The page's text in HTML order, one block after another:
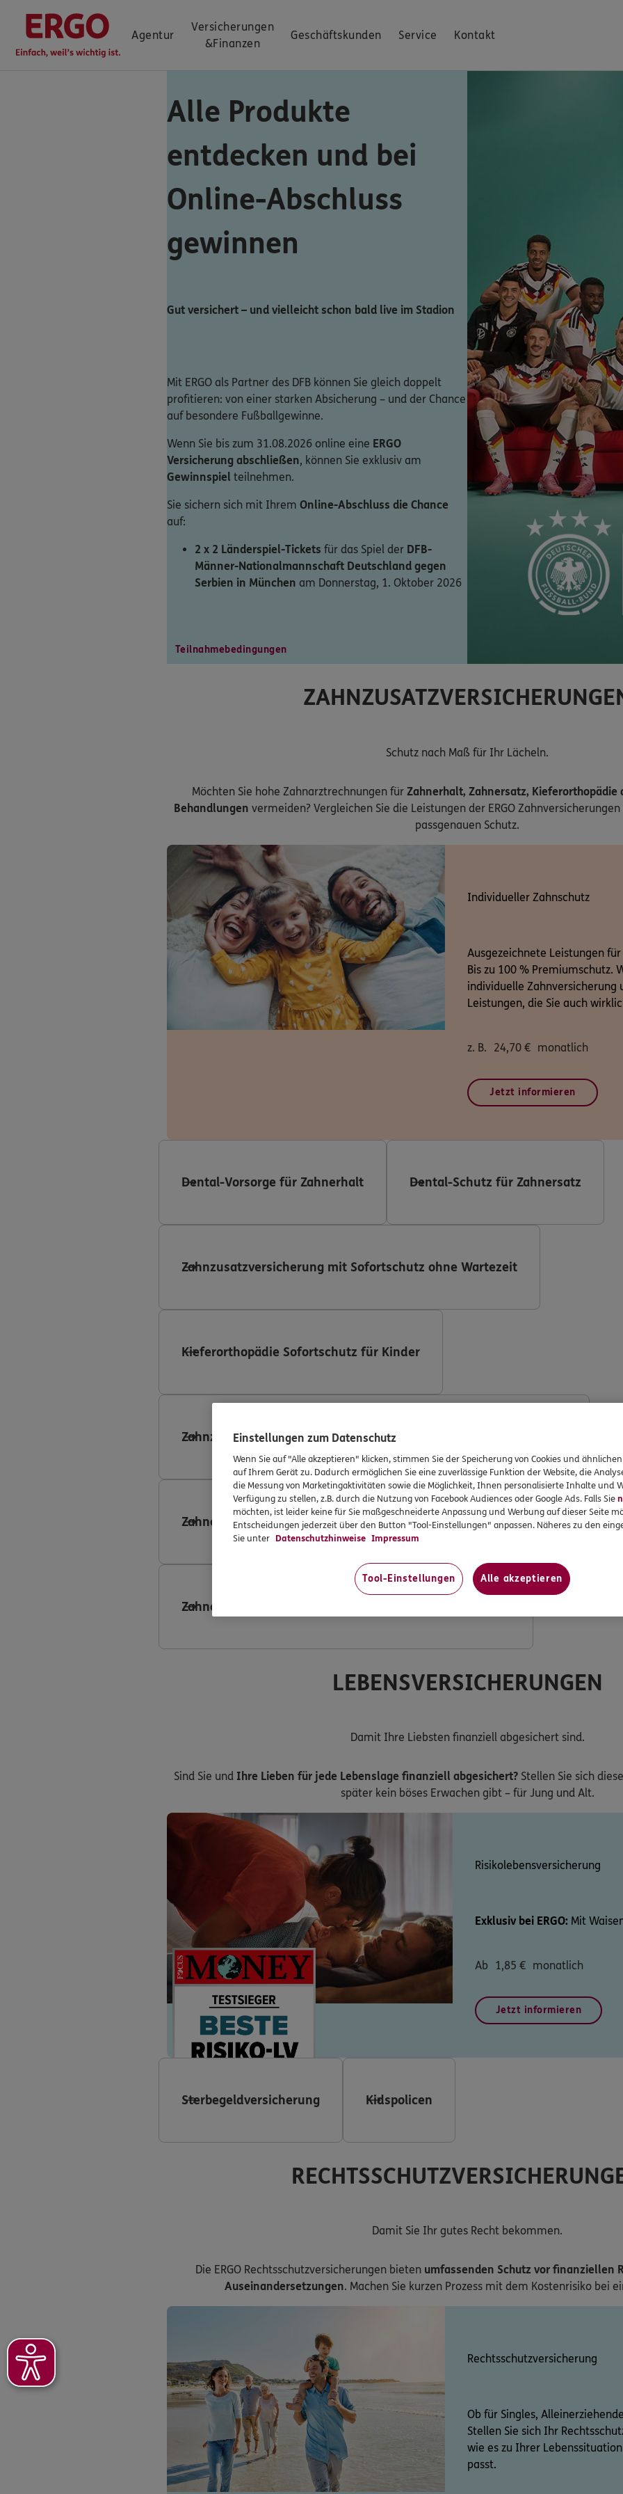
Agentur
Versicherungen
&Finanzen
Geschäftskunden Service Kontakt
Alle Produkte
entdecken und bei
Online-Abschluss
gewinnen
Gut versichert – und vielleicht schon bald live im Stadion
Mit ERGO als Partner des DFB können Sie gleich doppelt
profitieren: von einer starken Absicherung – und der Chance
auf besondere Fußballgewinne.
Wenn Sie bis zum 31.08.2026 online eine ERGO
Versicherung abschließen, können Sie exklusiv am
Gewinnspiel teilnehmen.
Sie sichern sich mit Ihrem Online-Abschluss die Chance
auf:
2 x 2 Länderspiel-Tickets für das Spiel der DFB-
Männer-Nationalmannschaft Deutschland gegen
Serbien in München am Donnerstag, 1. Oktober 2026
Teilnahmebedingungen
Schutz nach Maß für Ihr Lächeln.
Möchten Sie hohe Zahnarztrechnungen für Zahnerhalt, Zahnersatz, Kieferorthopädie
Behandlungen vermeiden? Vergleichen Sie die Leistungen der ERGO
passgenauen Schutz.
Individueller Zahnschutz
Ausgezeichnete Leistungen
Bis zu 100 % Premiumschutz.
individuelle Zahnversicherung
Leistungen, die Sie auch
z. B. 24,70 € monatlich
Jetzt informieren
Dental-Vorsorge für Zahnerhalt Dental-Schutz für Zahnersatz
Zahnzusatzversicherung mit Sofortschutz ohne Wartezeit
Kieferorthopädie Sofortschutz für Kinder
Zahnzusatzversicherung (DKV Deutsche Krankenversicherung AG)
Zahnersatzversicherung mit Implantaten
Zahnersatzversicherung mit verdoppeltem Festzuschuss
LEBENSVERSICHERUNGEN
Damit Ihre Liebsten finanziell abgesichert sind.
Sind Sie und Ihre Lieben für jede Lebenslage finanziell abgesichert? Stellen Sie sich
später kein böses Erwachen gibt – für Jung und Alt.
Risikolebensversicherung
Exklusiv bei ERGO: Mit
Ab 1,85 € monatlich
Jetzt informieren
Sterbegeldversicherung Kidspolicen
Damit Sie Ihr gutes Recht bekommen.
Die ERGO Rechtsschutzversicherungen bieten umfassenden Schutz vor finanziellen
Auseinandersetzungen. Machen Sie kurzen Prozess mit dem Kostenrisiko bei
Rechtsschutzversicherung
Ob für Singles,
Stellen Sie sich Ihr
wie es zu Ihrer
passt.
Einstellungen zum Datenschutz
Wenn Sie auf "Alle akzeptieren" klicken, stimmen Sie der Speicherung von Cookies und
auf Ihrem Gerät zu. Dadurch ermöglichen Sie eine zuverlässige Funktion der Website, die
die Messung von Marketingaktivitäten sowie die Möglichkeit, Ihnen personalisierte Inhalte und
Verfügung zu stellen, z.B. durch die Nutzung von Facebook Audiences oder Google Ads. Falls Sie
möchten, ist leider keine für Sie maßgeschneiderte Anpassung und Werbung auf dieser Seite
Entscheidungen jederzeit über den Button "Tool-Einstellungen" anpassen. Näheres zu den
Sie unter Datenschutzhinweise Impressum
Tool-Einstellungen Alle akzeptieren